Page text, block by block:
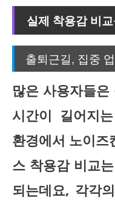
실제 착용감 비
출퇴근길, 집중
많은 사용자들
시간이 길어지
환경에서 노이즈
스 착용감 비교
되는데요, 각각